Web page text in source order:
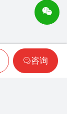
咨询